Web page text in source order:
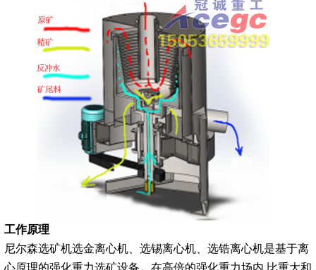
工作原理
尼尔森选矿机选金离心机、选锡离心机、选锆离心机是基于离
心原理的强化重力选矿设备。 在高倍的强化重力场内,比重大和